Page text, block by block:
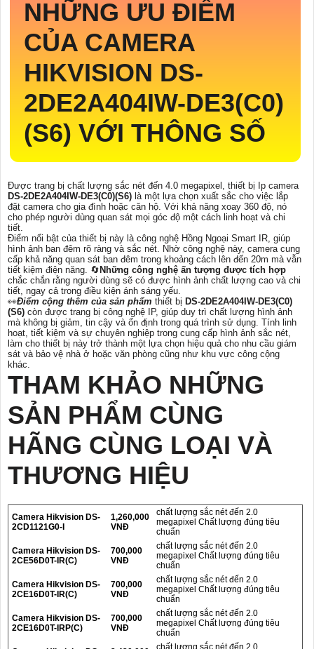
NHỮNG ƯU ĐIỂM
CỦA CAMERA
HIKVISION DS-
2DE2A404IW-DE3(C0)
(S6) VỚI THÔNG SỐ
Được trang bị chất lượng sắc nét đến 4.0 megapixel, thiết bị Ip camera
DS-2DE2A404IW-DE3(C0)(S6) là một lựa chọn xuất sắc cho việc lắp
đặt camera cho gia đình hoặc căn hộ. Với khả năng xoay 360 độ, nó
cho phép người dùng quan sát mọi góc độ một cách linh hoạt và chi
tiết.
Điểm nổi bật của thiết bị này là công nghệ Hồng Ngoại Smart IR, giúp
hình ảnh ban đêm rõ ràng và sắc nét. Nhờ công nghệ này, camera cung
cấp khả năng quan sát ban đêm trong khoảng cách lên đến 20m mà vẫn
tiết kiệm điện năng. 🔄 Những công nghệ ấn tượng được tích hợp
chắc chắn rằng người dùng sẽ có được hình ảnh chất lượng cao và chi
tiết, ngay cả trong điều kiện ánh sáng yếu.
️👀Điểm cộng thêm của sản phẩm thiết bị DS-2DE2A404IW-DE3(C0)
(S6) còn được trang bị công nghệ IP, giúp duy trì chất lượng hình ảnh
mà không bị giảm, tin cậy và ổn định trong quá trình sử dụng. Tính linh
hoạt, tiết kiệm và sự chuyên nghiệp trong cung cấp hình ảnh sắc nét,
làm cho thiết bị này trở thành một lựa chọn hiệu quả cho nhu cầu giám
sát và bảo vệ nhà ở hoặc văn phòng cũng như khu vực công cộng
khác.
THAM KHẢO NHỮNG
SẢN PHẨM CÙNG
HÃNG CÙNG LOẠI VÀ
THƯƠNG HIỆU
Camera Hikvision DS-
2CD1121G0-I
1,260,000
VNĐ
chất lượng sắc nét đến 2.0
megapixel Chất lượng đúng tiêu
chuẩn
Camera Hikvision DS-
2CE56D0T-IR(C)
700,000
VNĐ
chất lượng sắc nét đến 2.0
megapixel Chất lượng đúng tiêu
chuẩn
Camera Hikvision DS-
2CE16D0T-IR(C)
700,000
VNĐ
chất lượng sắc nét đến 2.0
megapixel Chất lượng đúng tiêu
chuẩn
Camera Hikvision DS-
2CE16D0T-IRP(C)
700,000
VNĐ
chất lượng sắc nét đến 2.0
megapixel Chất lượng đúng tiêu
chuẩn